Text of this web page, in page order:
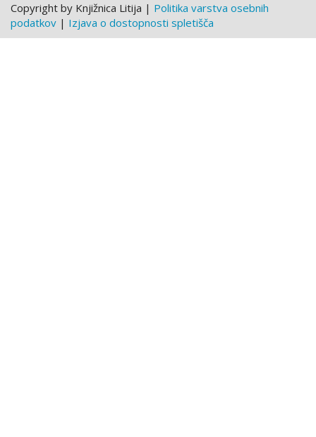
Copyright by Knjižnica Litija | Politika varstva osebnih
podatkov | Izjava o dostopnosti spletišča